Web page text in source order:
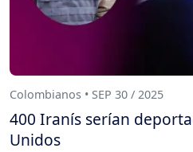
Colombianos • SEP 30 / 2025
400 Iranís serían
Unidos